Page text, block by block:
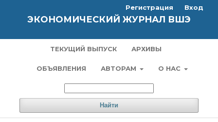
ЭКОНОМИЧЕСКИЙ ЖУРНАЛ ВШЭ
ТЕКУЩИЙ ВЫПУСК АРХИВЫ
ОБЪЯВЛЕНИЯ АВТОРАМ О НАС
Найти
Регистрация Вход